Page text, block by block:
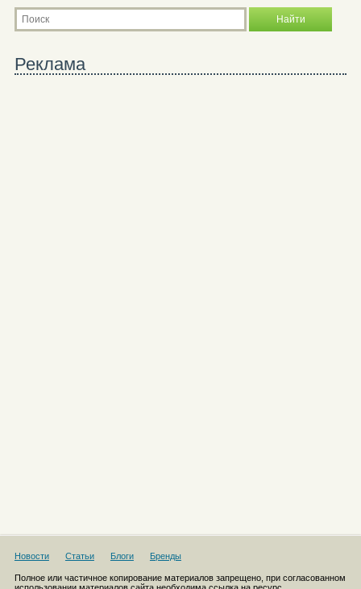
Реклама
Новости Статьи Блоги Бренды
Полное или частичное копирование материалов запрещено, при согласованном